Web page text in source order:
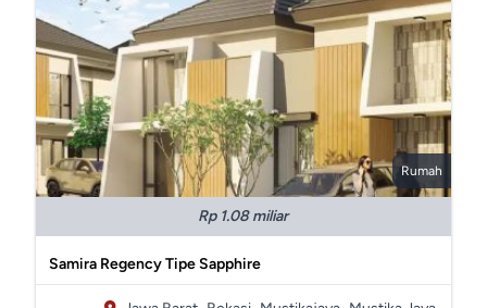
Rumah
Rp 1.08 miliar
Samira Regency Tipe Sapphire